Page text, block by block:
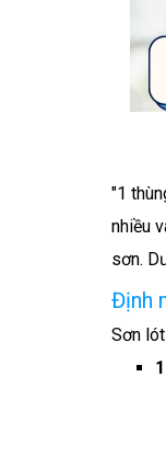
"1
nhiều
sơn.
Định
Sơn